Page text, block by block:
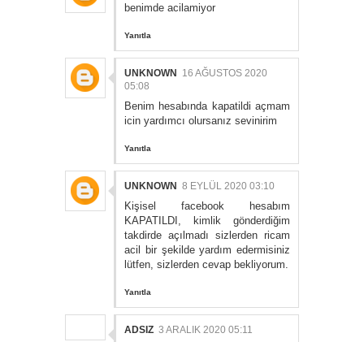
benimde acilamiyor
Yanıtla
UNKNOWN 16 AĞUSTOS 2020
05:08
Benim hesabında kapatildi açmam
icin yardımcı olursanız sevinirim
Yanıtla
UNKNOWN 8 EYLÜL 2020 03:10
Kişisel facebook hesabım
KAPATILDI, kimlik gönderdiğim
takdirde açılmadı sizlerden ricam
acil bir şekilde yardım edermisiniz
lütfen, sizlerden cevap bekliyorum.
Yanıtla
ADSIZ 3 ARALIK 2020 05:11